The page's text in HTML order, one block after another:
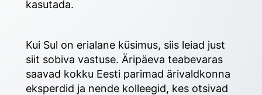
kasutada.
Kui Sul on erialane küsimus, siis leiad just
siit sobiva vastuse. Äripäeva teabevaras
saavad kokku Eesti parimad ärivaldkonna
eksperdid ja nende kolleegid, kes otsivad